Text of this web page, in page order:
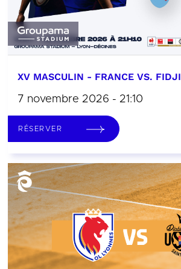
XV MASCULIN - FRANCE VS. FIDJI
7 novembre 2026 - 21:10
RÉSERVER